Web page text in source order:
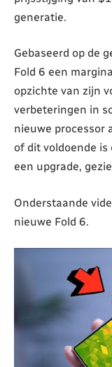
generatie.
Gebaseerd op de
Fold 6 een
opzichte van zijn
verbeteringen in
nieuwe processor
of dit voldoende
een upgrade,
Onderstaande
nieuwe Fold 6.